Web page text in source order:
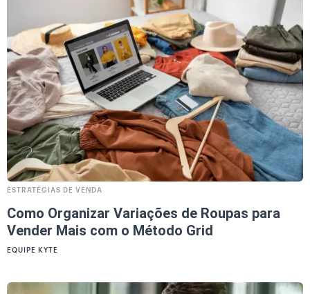
ESTRATÉGIAS DE VENDA
Como Organizar Variações de Roupas para
Vender Mais com o Método Grid
EQUIPE KYTE